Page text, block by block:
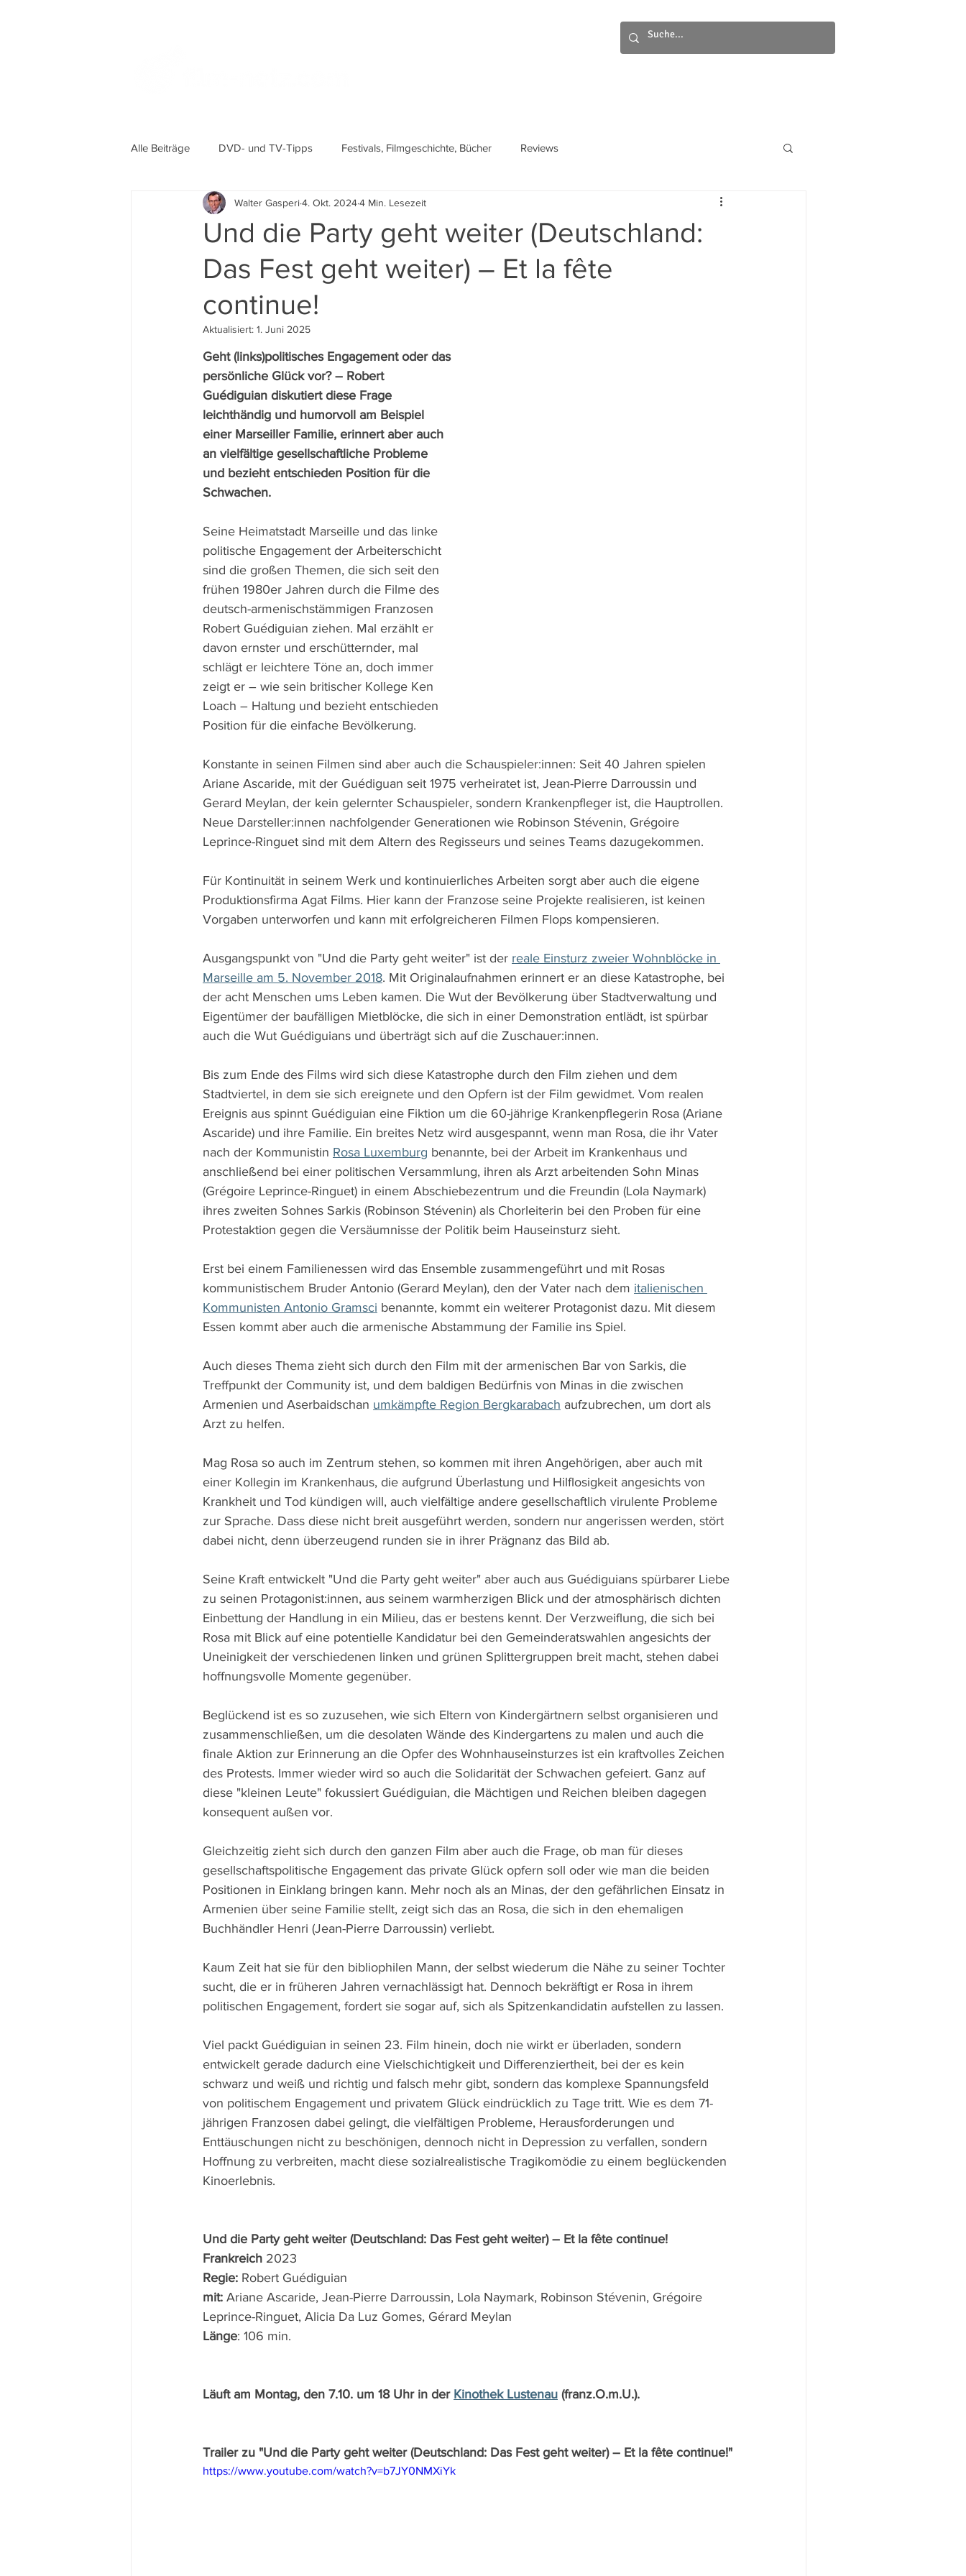
Alle Beiträge DVD- und TV-Tipps Festivals, Filmgeschichte, Bücher Reviews
Und die Party geht weiter (Deutschland:
Das Fest geht weiter) – Et la fête
continue!
Walter Gasperi4. Okt. 20244 Min. Lesezeit
Aktualisiert: 1. Juni 2025
Geht (links)politisches Engagement oder das
persönliche Glück vor? – Robert
Guédiguian diskutiert diese Frage
leichthändig und humorvoll am Beispiel
einer Marseiller Familie, erinnert aber auch
an vielfältige gesellschaftliche Probleme
und bezieht entschieden Position für die
Schwachen.
Seine Heimatstadt Marseille und das linke
politische Engagement der Arbeiterschicht
sind die großen Themen, die sich seit den
frühen 1980er Jahren durch die Filme des
deutsch-armenischstämmigen Franzosen
Robert Guédiguian ziehen. Mal erzählt er
davon ernster und erschütternder, mal
schlägt er leichtere Töne an, doch immer
zeigt er – wie sein britischer Kollege Ken
Loach – Haltung und bezieht entschieden
Position für die einfache Bevölkerung.
Konstante in seinen Filmen sind aber auch die Schauspieler:innen: Seit 40 Jahren spielen
Ariane Ascaride, mit der Guédiguan seit 1975 verheiratet ist, Jean-Pierre Darroussin und
Gerard Meylan, der kein gelernter Schauspieler, sondern Krankenpfleger ist, die Hauptrollen.
Neue Darsteller:innen nachfolgender Generationen wie Robinson Stévenin, Grégoire
Leprince-Ringuet sind mit dem Altern des Regisseurs und seines Teams dazugekommen.
Für Kontinuität in seinem Werk und kontinuierliches Arbeiten sorgt aber auch die eigene
Produktionsfirma Agat Films. Hier kann der Franzose seine Projekte realisieren, ist keinen
Vorgaben unterworfen und kann mit erfolgreicheren Filmen Flops kompensieren.
Ausgangspunkt von "Und die Party geht weiter" ist der reale Einsturz zweier Wohnblöcke in
Marseille am 5. November 2018. Mit Originalaufnahmen erinnert er an diese Katastrophe, bei
der acht Menschen ums Leben kamen. Die Wut der Bevölkerung über Stadtverwaltung und
Eigentümer der baufälligen Mietblöcke, die sich in einer Demonstration entlädt, ist spürbar
auch die Wut Guédiguians und überträgt sich auf die Zuschauer:innen.
Bis zum Ende des Films wird sich diese Katastrophe durch den Film ziehen und dem
Stadtviertel, in dem sie sich ereignete und den Opfern ist der Film gewidmet. Vom realen
Ereignis aus spinnt Guédiguian eine Fiktion um die 60-jährige Krankenpflegerin Rosa (Ariane
Ascaride) und ihre Familie. Ein breites Netz wird ausgespannt, wenn man Rosa, die ihr Vater
nach der Kommunistin Rosa Luxemburg benannte, bei der Arbeit im Krankenhaus und
anschließend bei einer politischen Versammlung, ihren als Arzt arbeitenden Sohn Minas
(Grégoire Leprince-Ringuet) in einem Abschiebezentrum und die Freundin (Lola Naymark)
ihres zweiten Sohnes Sarkis (Robinson Stévenin) als Chorleiterin bei den Proben für eine
Protestaktion gegen die Versäumnisse der Politik beim Hauseinsturz sieht.
Erst bei einem Familienessen wird das Ensemble zusammengeführt und mit Rosas
kommunistischem Bruder Antonio (Gerard Meylan), den der Vater nach dem italienischen
Kommunisten Antonio Gramsci benannte, kommt ein weiterer Protagonist dazu. Mit diesem
Essen kommt aber auch die armenische Abstammung der Familie ins Spiel.
Auch dieses Thema zieht sich durch den Film mit der armenischen Bar von Sarkis, die
Treffpunkt der Community ist, und dem baldigen Bedürfnis von Minas in die zwischen
Armenien und Aserbaidschan umkämpfte Region Bergkarabach aufzubrechen, um dort als
Arzt zu helfen.
Mag Rosa so auch im Zentrum stehen, so kommen mit ihren Angehörigen, aber auch mit
einer Kollegin im Krankenhaus, die aufgrund Überlastung und Hilflosigkeit angesichts von
Krankheit und Tod kündigen will, auch vielfältige andere gesellschaftlich virulente Probleme
zur Sprache. Dass diese nicht breit ausgeführt werden, sondern nur angerissen werden, stört
dabei nicht, denn überzeugend runden sie in ihrer Prägnanz das Bild ab.
Seine Kraft entwickelt "Und die Party geht weiter" aber auch aus Guédiguians spürbarer Liebe
zu seinen Protagonist:innen, aus seinem warmherzigen Blick und der atmosphärisch dichten
Einbettung der Handlung in ein Milieu, das er bestens kennt. Der Verzweiflung, die sich bei
Rosa mit Blick auf eine potentielle Kandidatur bei den Gemeinderatswahlen angesichts der
Uneinigkeit der verschiedenen linken und grünen Splittergruppen breit macht, stehen dabei
hoffnungsvolle Momente gegenüber.
Beglückend ist es so zuzusehen, wie sich Eltern von Kindergärtnern selbst organisieren und
zusammenschließen, um die desolaten Wände des Kindergartens zu malen und auch die
finale Aktion zur Erinnerung an die Opfer des Wohnhauseinsturzes ist ein kraftvolles Zeichen
des Protests. Immer wieder wird so auch die Solidarität der Schwachen gefeiert. Ganz auf
diese "kleinen Leute" fokussiert Guédiguian, die Mächtigen und Reichen bleiben dagegen
konsequent außen vor.
Gleichzeitig zieht sich durch den ganzen Film aber auch die Frage, ob man für dieses
gesellschaftspolitische Engagement das private Glück opfern soll oder wie man die beiden
Positionen in Einklang bringen kann. Mehr noch als an Minas, der den gefährlichen Einsatz in
Armenien über seine Familie stellt, zeigt sich das an Rosa, die sich in den ehemaligen
Buchhändler Henri (Jean-Pierre Darroussin) verliebt.
Kaum Zeit hat sie für den bibliophilen Mann, der selbst wiederum die Nähe zu seiner Tochter
sucht, die er in früheren Jahren vernachlässigt hat. Dennoch bekräftigt er Rosa in ihrem
politischen Engagement, fordert sie sogar auf, sich als Spitzenkandidatin aufstellen zu lassen.
Viel packt Guédiguian in seinen 23. Film hinein, doch nie wirkt er überladen, sondern
entwickelt gerade dadurch eine Vielschichtigkeit und Differenziertheit, bei der es kein
schwarz und weiß und richtig und falsch mehr gibt, sondern das komplexe Spannungsfeld
von politischem Engagement und privatem Glück eindrücklich zu Tage tritt. Wie es dem 71-
jährigen Franzosen dabei gelingt, die vielfältigen Probleme, Herausforderungen und
Enttäuschungen nicht zu beschönigen, dennoch nicht in Depression zu verfallen, sondern
Hoffnung zu verbreiten, macht diese sozialrealistische Tragikomödie zu einem beglückenden
Kinoerlebnis.
Und die Party geht weiter (Deutschland: Das Fest geht weiter) – Et la fête continue!
Frankreich 2023
Regie: Robert Guédiguian
mit: Ariane Ascaride, Jean-Pierre Darroussin, Lola Naymark, Robinson Stévenin, Grégoire
Leprince-Ringuet, Alicia Da Luz Gomes, Gérard Meylan
Länge: 106 min.
Läuft am Montag, den 7.10. um 18 Uhr in der Kinothek Lustenau (franz.O.m.U.).
Trailer zu "Und die Party geht weiter (Deutschland: Das Fest geht weiter) – Et la fête continue!"
https://www.youtube.com/watch?v=b7JY0NMXiYk